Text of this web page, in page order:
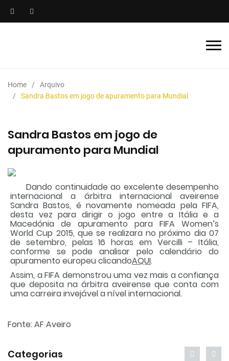
Home
Arquivo
Sandra Bastos em jogo de apuramento para Mundial
Sandra Bastos em jogo de
apuramento para Mundial
Dando continuidade ao excelente desempenho
internacional a árbitra internacional aveirense
Sandra Bastos, é novamente nomeada pela FIFA,
desta vez para dirigir o jogo entre a Itália e a
Macedónia de apuramento para FIFA Women’s
World Cup 2015, que se realizara no próximo dia 07
de setembro, pelas 16 horas em Vercilli – Itália,
conforme se pode analisar pelo calendário do
apuramento europeu clicandoAQUI.
Assim, a FIFA demonstrou uma vez mais a confiança
que deposita na árbitra aveirense que conta com
uma carreira invejável a nível internacional.
Fonte: AF Aveiro
Categorias